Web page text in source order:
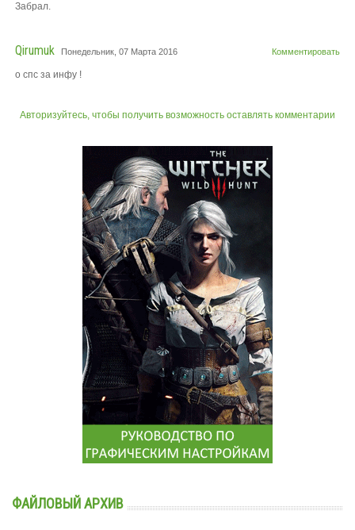
Забрал.
Комментировать
Qirumuk Понедельник, 07 Марта 2016
о спс за инфу !
Авторизуйтесь, чтобы получить возможность оставлять комментарии
ФАЙЛОВЫЙ АРХИВ